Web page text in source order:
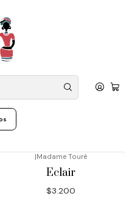
La Florida, Macul, Santiago
+56 946834602
Vainilla
|Madame Touré
Eclair
$3.200